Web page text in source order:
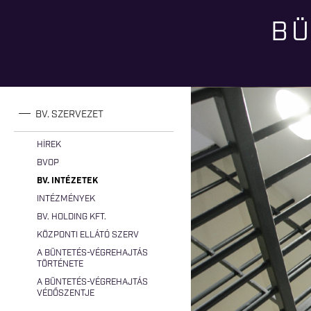
BV. SZERVEZET
HÍREK
BVOP
BV. INTÉZETEK
INTÉZMÉNYEK
BV. HOLDING KFT.
KÖZPONTI ELLÁTÓ SZERV
A BÜNTETÉS-VÉGREHAJTÁS
TÖRTÉNETE
A BÜNTETÉS-VÉGREHAJTÁS
VÉDŐSZENTJE